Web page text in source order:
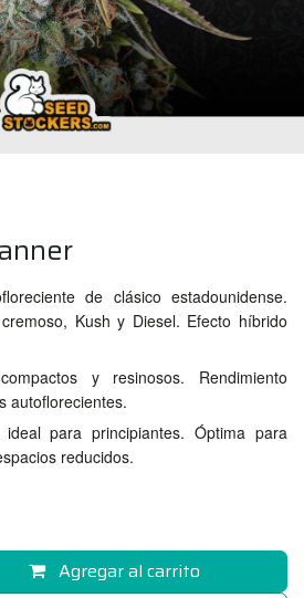
de clásico estadounidense.
Kush y Diesel. Efecto híbrido
y resinosos. Rendimiento
autoflorecientes.
ideal para principiantes. Óptima para
reducidos.
Agregar al carrito